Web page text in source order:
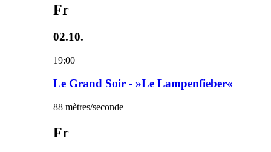
Fr
02.10.
19:00
Le Grand Soir - »Le Lampenfieber«
88 mètres/seconde
Fr